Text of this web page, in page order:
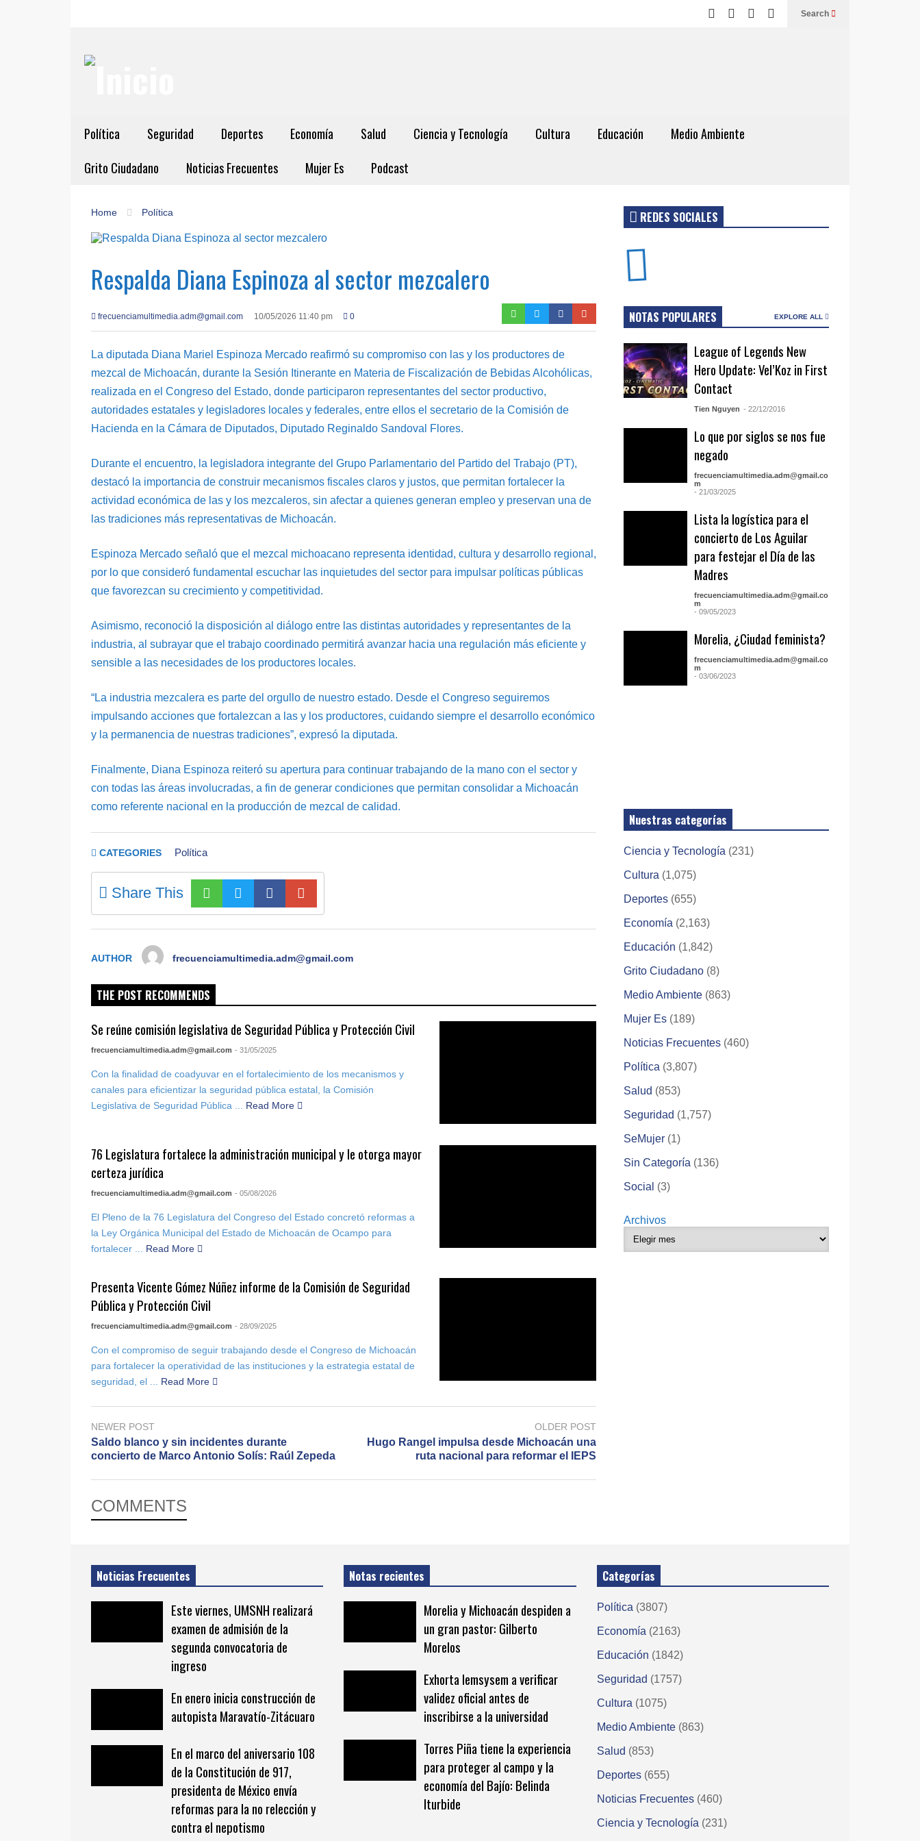
Search
Política Seguridad Deportes Economía Salud Ciencia y Tecnología Cultura Educación
Medio Ambiente
Grito Ciudadano
Noticias Frecuentes Mujer Es Podcast
Home Política
Respalda Diana Espinoza al sector mezcalero
frecuenciamultimedia.adm@gmail.com 10/05/2026 11:40 pm 0
La diputada Diana Mariel Espinoza Mercado reafirmó su compromiso con las y los productores de
mezcal de Michoacán, durante la Sesión Itinerante en Materia de Fiscalización de Bebidas Alcohólicas,
realizada en el Congreso del Estado, donde participaron representantes del sector productivo,
autoridades estatales y legisladores locales y federales, entre ellos el secretario de la Comisión de
Hacienda en la Cámara de Diputados, Diputado Reginaldo Sandoval Flores.
Durante el encuentro, la legisladora integrante del Grupo Parlamentario del Partido del Trabajo (PT),
destacó la importancia de construir mecanismos fiscales claros y justos, que permitan fortalecer la
actividad económica de las y los mezcaleros, sin afectar a quienes generan empleo y preservan una de
las tradiciones más representativas de Michoacán.
Espinoza Mercado señaló que el mezcal michoacano representa identidad, cultura y desarrollo regional,
por lo que consideró fundamental escuchar las inquietudes del sector para impulsar políticas públicas
que favorezcan su crecimiento y competitividad.
Asimismo, reconoció la disposición al diálogo entre las distintas autoridades y representantes de la
industria, al subrayar que el trabajo coordinado permitirá avanzar hacia una regulación más eficiente y
sensible a las necesidades de los productores locales.
“La industria mezcalera es parte del orgullo de nuestro estado. Desde el Congreso seguiremos
impulsando acciones que fortalezcan a las y los productores, cuidando siempre el desarrollo económico
y la permanencia de nuestras tradiciones”, expresó la diputada.
Finalmente, Diana Espinoza reiteró su apertura para continuar trabajando de la mano con el sector y
con todas las áreas involucradas, a fin de generar condiciones que permitan consolidar a Michoacán
como referente nacional en la producción de mezcal de calidad.
CATEGORIES Política
Share This
AUTHOR frecuenciamultimedia.adm@gmail.com
THE POST RECOMMENDS
Se reúne comisión legislativa de Seguridad Pública y Protección Civil
frecuenciamultimedia.adm@gmail.com - 31/05/2025
Con la finalidad de coadyuvar en el fortalecimiento de los mecanismos y
canales para eficientizar la seguridad pública estatal, la Comisión
Legislativa de Seguridad Pública ...
Read More
76 Legislatura fortalece la administración municipal y le otorga mayor
certeza jurídica
frecuenciamultimedia.adm@gmail.com - 05/08/2026
El Pleno de la 76 Legislatura del Congreso del Estado concretó reformas a
la Ley Orgánica Municipal del Estado de Michoacán de Ocampo para
fortalecer ...
Read More
Presenta Vicente Gómez Núñez informe de la Comisión de Seguridad
Pública y Protección Civil
frecuenciamultimedia.adm@gmail.com - 28/09/2025
Con el compromiso de seguir trabajando desde el Congreso de Michoacán
para fortalecer la operatividad de las instituciones y la estrategia estatal de
seguridad, el ...
Read More
NEWER POST
Saldo blanco y sin incidentes durante
concierto de Marco Antonio Solís: Raúl Zepeda
OLDER POST
Hugo Rangel impulsa desde Michoacán una
ruta nacional para reformar el IEPS
COMMENTS
REDES SOCIALES
NOTAS POPULARES EXPLORE ALL
League of Legends New
Hero Update: Vel’Koz in First
Contact
Tien Nguyen - 22/12/2016
Lo que por siglos se nos fue
negado
frecuenciamultimedia.adm@gmail.co
m
- 21/03/2025
Lista la logística para el
concierto de Los Aguilar
para festejar el Día de las
Madres
frecuenciamultimedia.adm@gmail.co
m
- 09/05/2023
Morelia, ¿Ciudad feminista?
frecuenciamultimedia.adm@gmail.co
m
- 03/06/2023
Nuestras categorías
Ciencia y Tecnología (231)
Cultura (1,075)
Deportes (655)
Economía (2,163)
Educación (1,842)
Grito Ciudadano (8)
Medio Ambiente (863)
Mujer Es (189)
Noticias Frecuentes (460)
Política (3,807)
Salud (853)
Seguridad (1,757)
SeMujer (1)
Sin Categoría (136)
Social (3)
Archivos
Noticias Frecuentes
Este viernes, UMSNH realizará
examen de admisión de la
segunda convocatoria de
ingreso
En enero inicia construcción de
autopista Maravatío-Zitácuaro
En el marco del aniversario 108
de la Constitución de 917,
presidenta de México envía
reformas para la no relección y
contra el nepotismo
Notas recientes
Morelia y Michoacán despiden a
un gran pastor: Gilberto
Morelos
Exhorta Iemsysem a verificar
validez oficial antes de
inscribirse a la universidad
Torres Piña tiene la experiencia
para proteger al campo y la
economía del Bajío: Belinda
Iturbide
Categorías
Política (3807)
Economía (2163)
Educación (1842)
Seguridad (1757)
Cultura (1075)
Medio Ambiente (863)
Salud (853)
Deportes (655)
Noticias Frecuentes (460)
Ciencia y Tecnología (231)